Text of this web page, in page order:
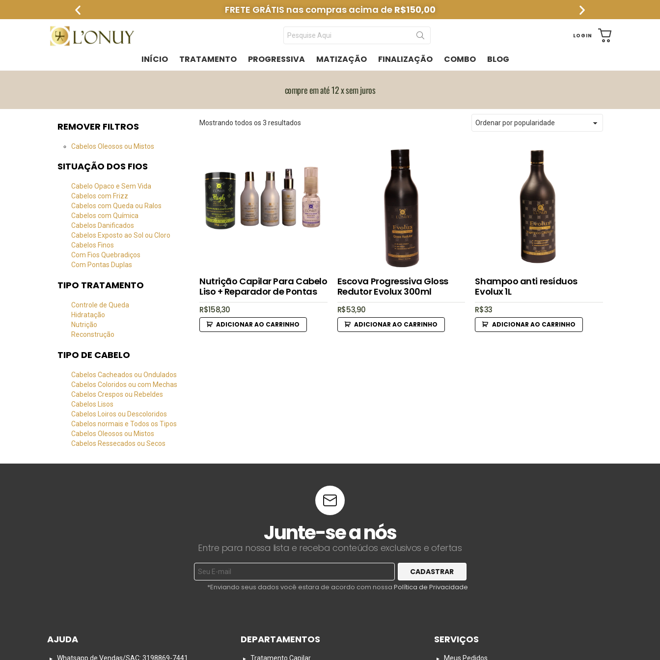
FRETE GRÁTIS nas compras acima de R$150,00
LOGIN
INÍCIO TRATAMENTO PROGRESSIVA MATIZAÇÃO FINALIZAÇÃO COMBO BLOG
compre em até 12 x sem juros
REMOVER FILTROS
Cabelos Oleosos ou Mistos
SITUAÇÃO DOS FIOS
Cabelo Opaco e Sem Vida
Cabelos com Frizz
Cabelos com Queda ou Ralos
Cabelos com Química
Cabelos Danificados
Cabelos Exposto ao Sol ou Cloro
Cabelos Finos
Com Fios Quebradiços
Com Pontas Duplas
TIPO TRATAMENTO
Controle de Queda
Hidratação
Nutrição
Reconstrução
TIPO DE CABELO
Cabelos Cacheados ou Ondulados
Cabelos Coloridos ou com Mechas
Cabelos Crespos ou Rebeldes
Cabelos Lisos
Cabelos Loiros ou Descoloridos
Cabelos normais e Todos os Tipos
Cabelos Oleosos ou Mistos
Cabelos Ressecados ou Secos
Mostrando todos os 3 resultados
Nutrição Capilar Para Cabelo
Liso + Reparador de Pontas
R$158,30
ADICIONAR AO CARRINHO
Escova Progressiva Gloss
Redutor Evolux 300ml
R$53,90
ADICIONAR AO CARRINHO
Shampoo anti resíduos
Evolux 1L
R$33
ADICIONAR AO CARRINHO
Junte-se a nós
Entre para nossa lista e receba conteúdos exclusivos e ofertas
*Enviando seus dados você estara de acordo com nossa Política de Privacidade
AJUDA
Whatsapp de Vendas/SAC: 3198869-7441
DEPARTAMENTOS
Tratamento Capilar
SERVIÇOS
Meus Pedidos